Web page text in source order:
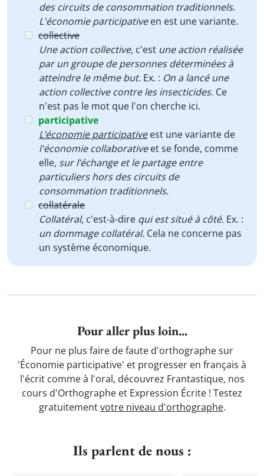
des circuits de consommation traditionnels.
L'économie participativeen est une variante.
collective
Une action collective, c'est une action réalisée
par un groupe de personnes déterminées à
atteindre le même but. Ex. : On a lancé une
action collective contre les insecticides. Ce
n'est pas le mot que l'on cherche ici.
participative
L’économie participative est une variante de
l'économie collaborativeet se fonde, comme
elle, sur l’échange et le partage entre
particuliers hors des circuits de
consommation traditionnels.
collatérale
Collatéral, c'est-à-dire qui est situé à côté. Ex. :
un dommage collatéral. Cela ne concerne pas
un système économique.
Pour aller plus loin...
Pour ne plus faire de faute d'orthographe sur
'Économie participative' et progresser en français à
l'écrit comme à l'oral, découvrez Frantastique, nos
cours d'Orthographe et Expression Écrite ! Testez
gratuitementvotre niveau d'orthographe.
Ils parlent de nous :